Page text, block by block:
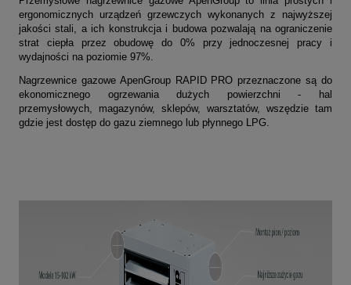
ergonomicznych urządzeń grzewczych wykonanych z najwyższej
jakości stali, a ich konstrukcja i budowa pozwalają na ograniczenie
strat ciepła przez obudowę do 0% przy jednoczesnej pracy i
wydajności na poziomie 97%.
Nagrzewnice gazowe ApenGroupRAPID PRO przeznaczone są do
ekonomicznego ogrzewania dużych powierzchni - hal
przemysłowych, magazynów, sklepów, warsztatów, wszędzie tam
gdzie jest dostęp do gazu ziemnego lub płynnego LPG.